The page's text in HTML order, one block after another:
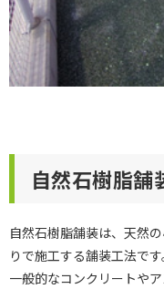
自然石樹脂舗
自然石樹脂舗装は、天然
りで施工する舗装工法です
一般的なコンクリートや